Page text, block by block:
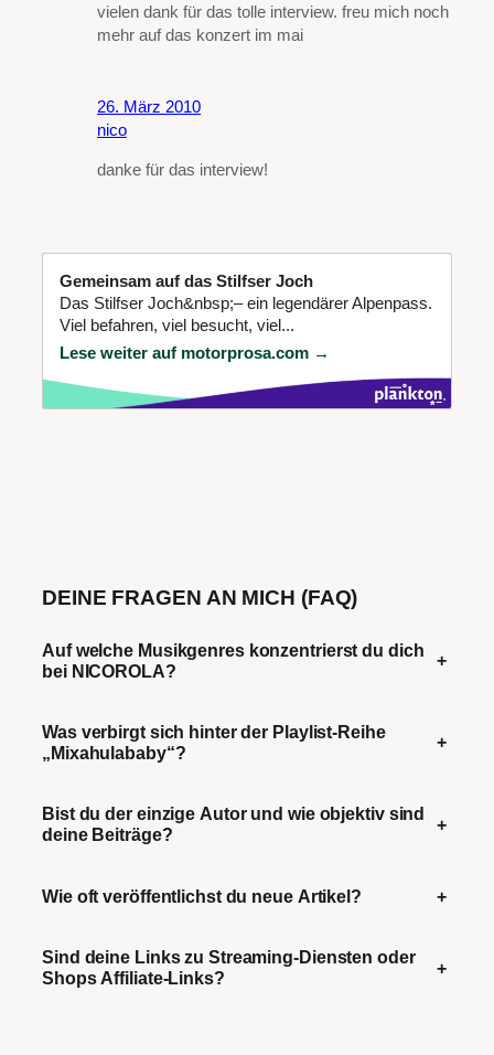
vielen dank für das tolle interview. freu mich noch
mehr auf das konzert im mai
26. März 2010
nico
danke für das interview!
Gemeinsam auf das Stilfser Joch
Das Stilfser Joch&nbsp;– ein legendärer Alpenpass.
Viel befahren, viel besucht, viel...
Lese weiter auf motorprosa.com →
DEINE FRAGEN AN MICH (FAQ)
Auf welche Musikgenres konzentrierst du dich
bei NICOROLA?
+
Was verbirgt sich hinter der Playlist-Reihe
„Mixahulababy“?
+
Bist du der einzige Autor und wie objektiv sind
deine Beiträge?
+
Wie oft veröffentlichst du neue Artikel? +
Sind deine Links zu Streaming-Diensten oder
Shops Affiliate-Links?
+